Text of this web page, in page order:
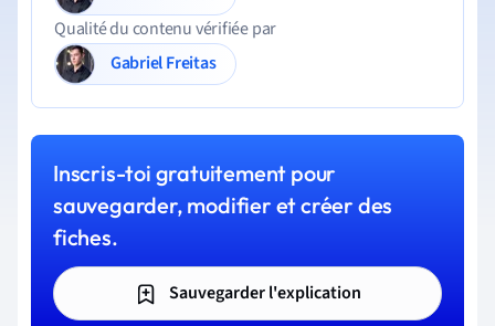
Qualité du contenu vérifiée par
Gabriel Freitas
Inscris-toi gratuitement pour
sauvegarder, modifier et créer des
fiches.
Sauvegarder l'explication